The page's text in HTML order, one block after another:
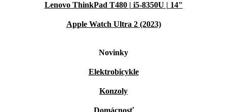
Lenovo ThinkPad T480 | i5-8350U | 14"
Apple Watch Ultra 2 (2023)
Novinky
Elektrobicykle
Konzoly
Domácnosť